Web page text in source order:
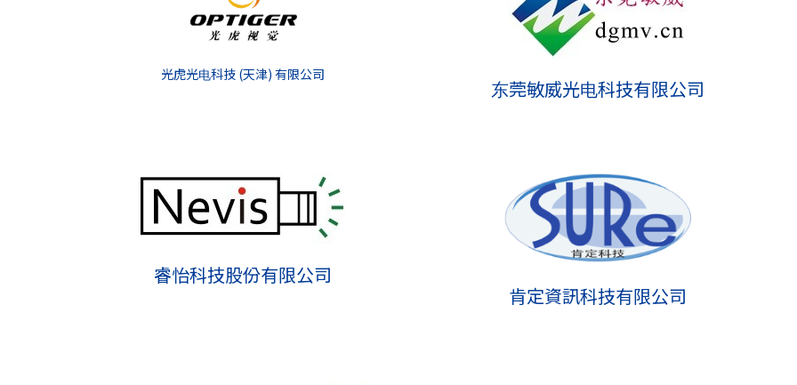
光虎光电科技 (天津) 有限公司
东莞敏威光电科技有限公司
睿怡科技股份有限公司
肯定資訊科技有限公司